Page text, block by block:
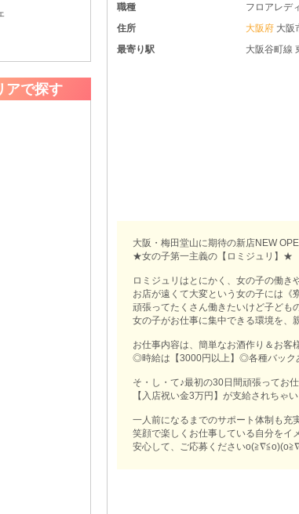
アで探す
職種
フロアレデ
住所
大阪府 大阪
最寄り駅
大阪谷町線
大阪・梅田堂山に期待の新店NEW
★女の子第一主義の【ロミジュリ】★
ロミジュリはとにかく、女の子の働き
お店が遠くて大変という女の子には《
頑張ってたくさん働きたいけど子ど
女の子がお仕事に集中できる環境を
お仕事内容は、簡単なお酒作り＆お客
◎時給は【3000円以上】◎各種バック
そ・し・て♪最初の30日間頑張ってお
【入店祝い金3万円】が支給されちゃ
一人前になるまでのサポート体制も充
笑顔で楽しくお仕事している自分を
安心して、ご応募ください